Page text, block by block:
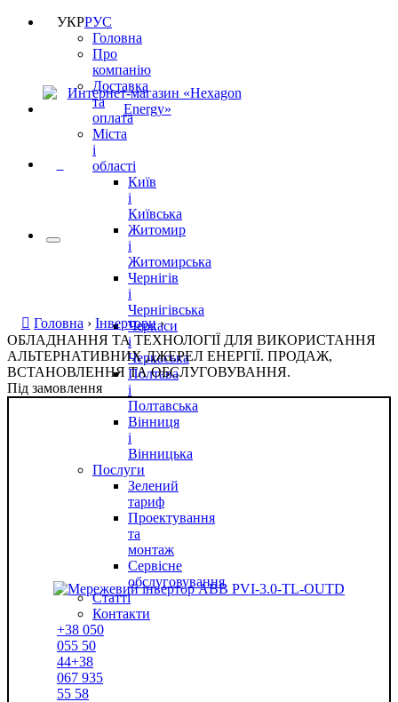
УКРРУС
Головна
Про
компанію
Доставка
та
оплата
Міста
і
області
Київ
і
Київська
Житомир
і
Житомирська
Чернігів
і
Чернігівська
Черкаси
і
Черкаська
Полтава
і
Полтавська
Вінниця
і
Вінницька
Послуги
Зелений
тариф
Проектування
та
монтаж
Сервісне
обслуговування
Статті
Контакти
+38 050
055 50
44+38
067 935
55 58
Головна › Інвертори›
ОБЛАДНАННЯ ТА ТЕХНОЛОГІЇ ДЛЯ ВИКОРИСТАННЯ
АЛЬТЕРНАТИВНИХ ДЖЕРЕЛ ЕНЕРГІЇ. ПРОДАЖ,
ВСТАНОВЛЕННЯ ТА ОБСЛУГОВУВАННЯ.
Під замовлення